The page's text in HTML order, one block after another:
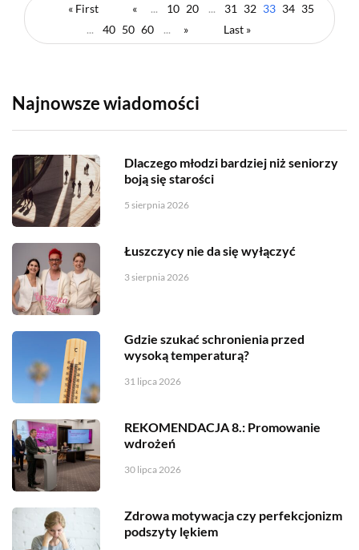
« First « ... 10 20 ... 31 32 33 34 35
...
40 50 60 ... » Last »
Najnowsze wiadomości
Dlaczego młodzi bardziej niż seniorzy
boją się starości
5 sierpnia 2026
Łuszczycy nie da się wyłączyć
3 sierpnia 2026
Gdzie szukać schronienia przed
wysoką temperaturą?
31 lipca 2026
REKOMENDACJA 8.: Promowanie
wdrożeń
30 lipca 2026
Zdrowa motywacja czy perfekcjonizm
podszyty lękiem